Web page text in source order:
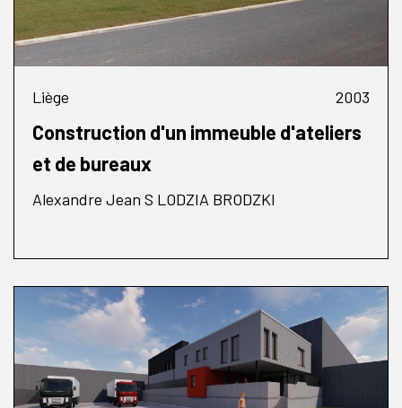
Liège 2003
Construction d'un immeuble d'ateliers
et de bureaux
Alexandre Jean S LODZIA BRODZKI